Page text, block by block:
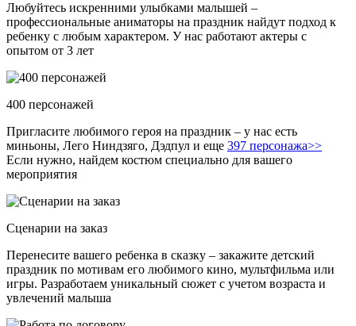
Любуйтесь искренними улыбками малышей –
профессиональные аниматоры на праздник найдут подход к
ребенку с любым характером. У нас работают актеры с
опытом от 3 лет
400 персонажей
Пригласите любимого героя на праздник – у нас есть
миньоны, Лего Ниндзяго, Дэдпул и еще 397 персонажа>>
Если нужно, найдем костюм специально для вашего
мероприятия
Сценарии на заказ
Перенесите вашего ребенка в сказку – закажите детский
праздник по мотивам его любимого кино, мультфильма или
игры. Разработаем уникальный сюжет с учетом возраста и
увлечений малыша